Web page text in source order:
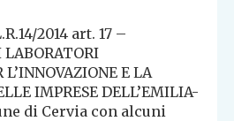
2014 art. 17 –
LABORATORI
E LA
IMPRESE DELL’EMILIA-
di Cervia con alcuni